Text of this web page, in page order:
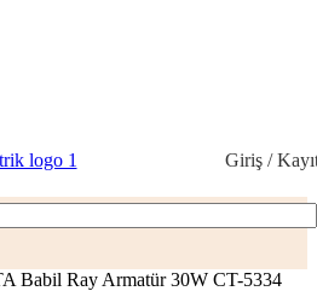
Giriş /
Babil Ray Armatür 30W CT-5334